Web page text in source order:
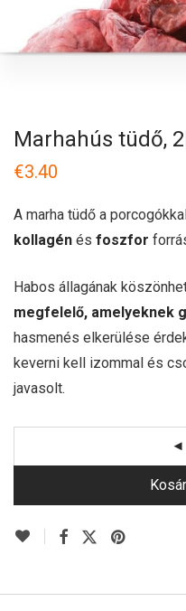
Marhahús tüdő,
€3.40
A marha tüdő a
kollagén és foszfor
Habos állagának
megfelelő, amelyeknek
hasmenés elkerülése
keverni kell izommal és
javasolt.